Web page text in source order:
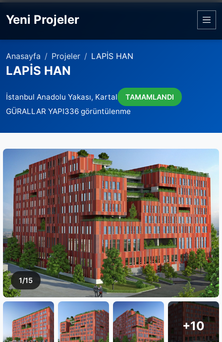
Yeni Projeler
Anasayfa Projeler LAPİS HAN
LAPİS HAN
İstanbul Anadolu Yakası, Kartal TAMAMLANDI
GÜRALLAR YAPI336 görüntülenme
1/15
+10